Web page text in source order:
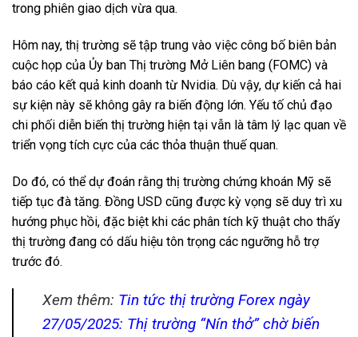
trong phiên giao dịch vừa qua.
Hôm nay, thị trường sẽ tập trung vào việc công bố biên bản
cuộc họp của Ủy ban Thị trường Mở Liên bang (FOMC) và
báo cáo kết quả kinh doanh từ Nvidia. Dù vậy, dự kiến cả hai
sự kiện này sẽ không gây ra biến động lớn. Yếu tố chủ đạo
chi phối diễn biến thị trường hiện tại vẫn là tâm lý lạc quan về
triển vọng tích cực của các thỏa thuận thuế quan.
Do đó, có thể dự đoán rằng thị trường chứng khoán Mỹ sẽ
tiếp tục đà tăng. Đồng USD cũng được kỳ vọng sẽ duy trì xu
hướng phục hồi, đặc biệt khi các phân tích kỹ thuật cho thấy
thị trường đang có dấu hiệu tôn trọng các ngưỡng hỗ trợ
trước đó.
Xem thêm: Tin tức thị trường Forex ngày
27/05/2025: Thị trường “Nín thở” chờ biến